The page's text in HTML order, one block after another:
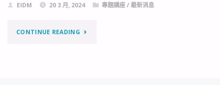
EIDM 20 3 月, 2024 專題講座/最新消息
CONTINUE READING"【專